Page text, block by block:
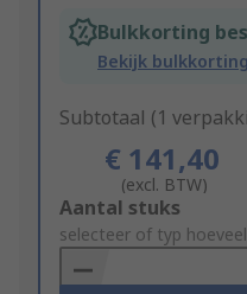
Bulkkorting
Bekijk bulkkorting
Subtotaal (1
€ 141,40
(excl. BTW)
Add
to
Basket
Aantal stuks
selecteer of typ